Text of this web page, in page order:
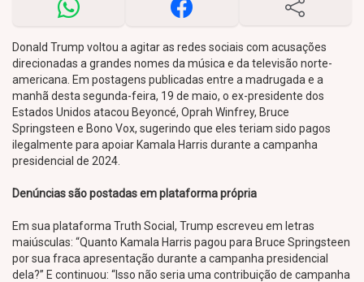
Donald Trump voltou a agitar as redes sociais com acusações
direcionadas a grandes nomes da música e da televisão norte-
americana. Em postagens publicadas entre a madrugada e a
manhã desta segunda-feira, 19 de maio, o ex-presidente dos
Estados Unidos atacou Beyoncé, Oprah Winfrey, Bruce
Springsteen e Bono Vox, sugerindo que eles teriam sido pagos
ilegalmente para apoiar Kamala Harris durante a campanha
presidencial de 2024.
Denúncias são postadas em plataforma própria
Em sua plataforma Truth Social, Trump escreveu em letras
maiúsculas: “Quanto Kamala Harris pagou para Bruce Springsteen
por sua fraca apresentação durante a campanha presidencial
dela?” E continuou: “Isso não seria uma contribuição de campanha